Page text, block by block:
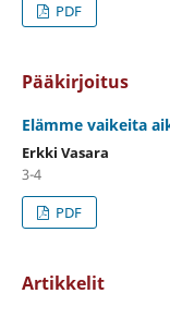
PDF
Pääkirjoitus
Elämme vaikeita
Erkki Vasara
3-4
PDF
Artikkelit